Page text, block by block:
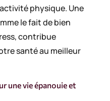
physique. Une
le fait de bien
contribue
santé au meilleur
une vie épanouie et